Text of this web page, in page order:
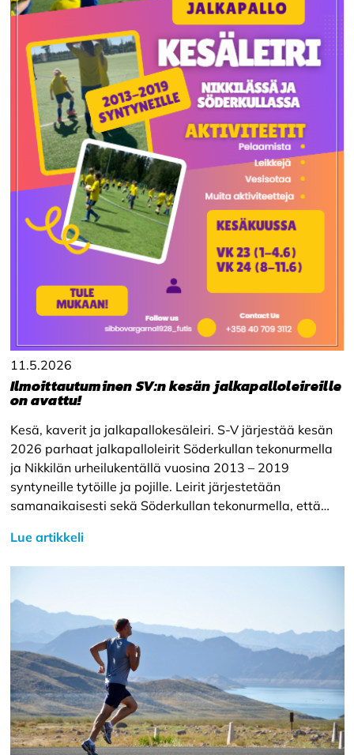
11.5.2026
Ilmoittautuminen SV:n kesän jalkapalloleireille
on avattu!
Kesä, kaverit ja jalkapallokesäleiri. S-V järjestää kesän
2026 parhaat jalkapalloleirit Söderkullan tekonurmella
ja Nikkilän urheilukentällä vuosina 2013 – 2019
syntyneille tytöille ja pojille. Leirit järjestetään
samanaikaisesti sekä Söderkullan tekonurmella, että…
Lue artikkeli